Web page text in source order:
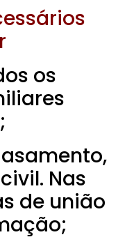
os
Nas
de união